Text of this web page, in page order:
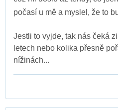
počasí u mě a myslel, že to
Jestli to vyjde, tak nás čeká
letech nebo kolika přesně
nížinách...